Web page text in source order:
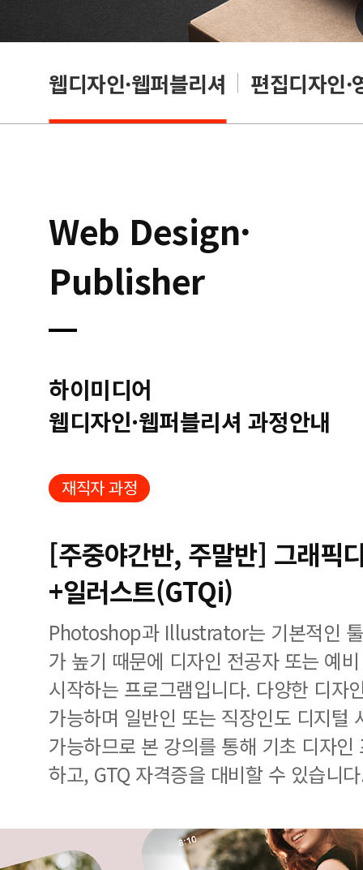
웹디자인·웹퍼블리셔 편집디자인·
Web Design·
Publisher
하이미디어
웹디자인·웹퍼블리셔 과정안내
재직자 과정
[주중야간반, 주말반] 그래픽
+일러스트(GTQi)
Photoshop과 Illustrator는 기본적인
가 높기 때문에 디자인 전공자 또는 예
시작하는 프로그램입니다. 다양한 디자
가능하며 일반인 또는 직장인도 디지털
가능하므로 본 강의를 통해 기초 디자
하고, GTQ 자격증을 대비할 수 있습니